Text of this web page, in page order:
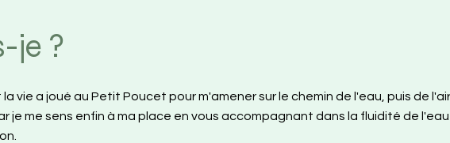
je ?
la vie a joué au Petit Poucet pour m'amener sur le chemin de l'eau, puis de
je me sens enfin à ma place en vous accompagnant dans la fluidité de l'eau